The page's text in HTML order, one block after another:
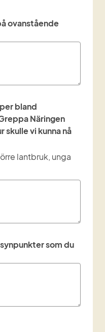
ovanstående
bland
Näringen
skulle vi kunna nå
lantbruk, unga
som du